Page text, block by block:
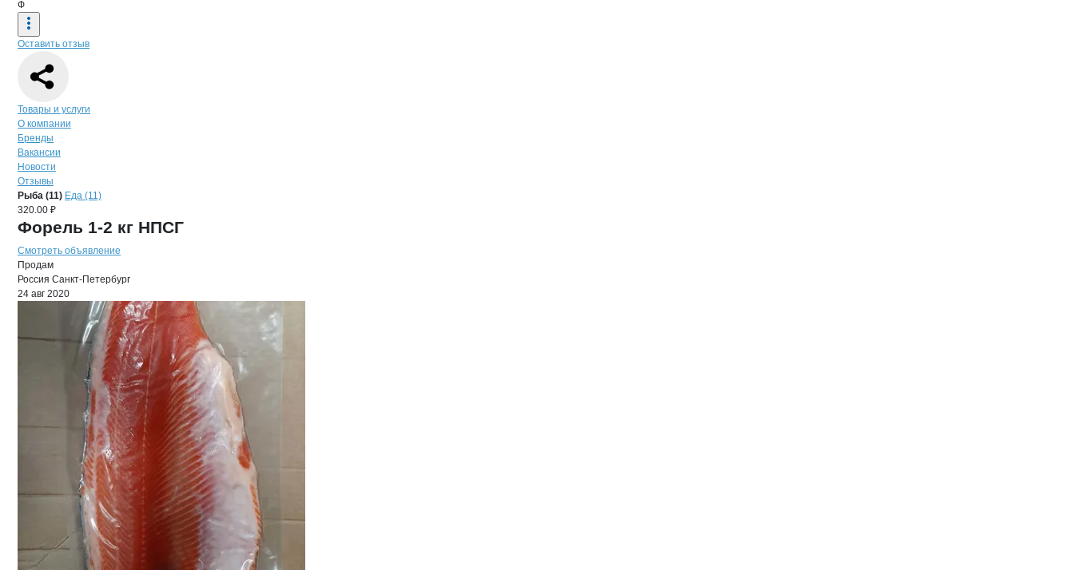
Ф
Оставить отзыв
Навигация по странице
Товары и услуги
О компании
Бренды
Вакансии
Новости
Отзывы
Продукция
Навигация по продуктам
Рыба (11) Еда (11)
320.00 ₽
Форель 1-2 кг НПСГ
Смотреть объявление
Продам
Россия Санкт-Петербург
24 авг 2020